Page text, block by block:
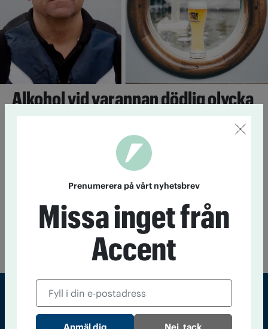
Alkohol vid varannan dödlig olycka
med fritidsbåt
2019 omkom 19 personer i fritidsbåtolyckor i
Sverige visar Transportstyrelsens preliminära statistik.
Alkomätare sätts upp på badplatser
20 juni 2017
I hälften av alla drunkningsolyckor är alkohol
inblandat. Nu under veckan sätter försäkringsbolaget Trygg-
Hansa upp alkomätare på 12 svenska badplatser.
Sveriges största tidning om droger och nykterhet
Prenumerera på vårt nyhetsbrev
Missa inget från
Accent